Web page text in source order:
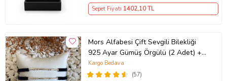
Sepet Fiyatı 1402,10 TL
Mors Alfabesi Çift Sevgili Bilekliği
925 Ayar Gümüş Örgülü (2 Adet) +
1 Adet Hediye Bileklik
(57)
Kargo Bedava